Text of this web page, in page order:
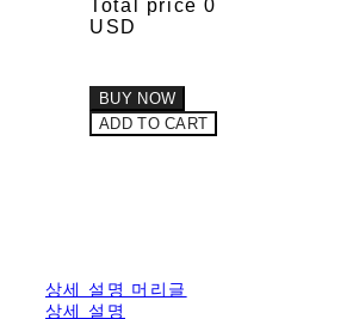
Total price 0
USD
BUY NOW
ADD TO CART
상세 설명 머리글
상세 설명